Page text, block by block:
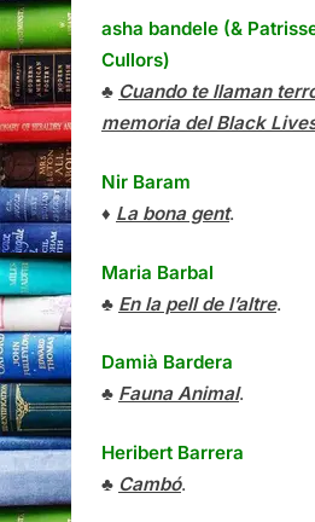
asha bandele (&
Cullors)
♣ Cuando te llaman
memoria del Black
Nir Baram
♦ La bona gent.
Maria Barbal
♣ En la pell de l’altre.
Damià Bardera
♣ Fauna Animal.
Heribert Barrera
♣ Cambó.